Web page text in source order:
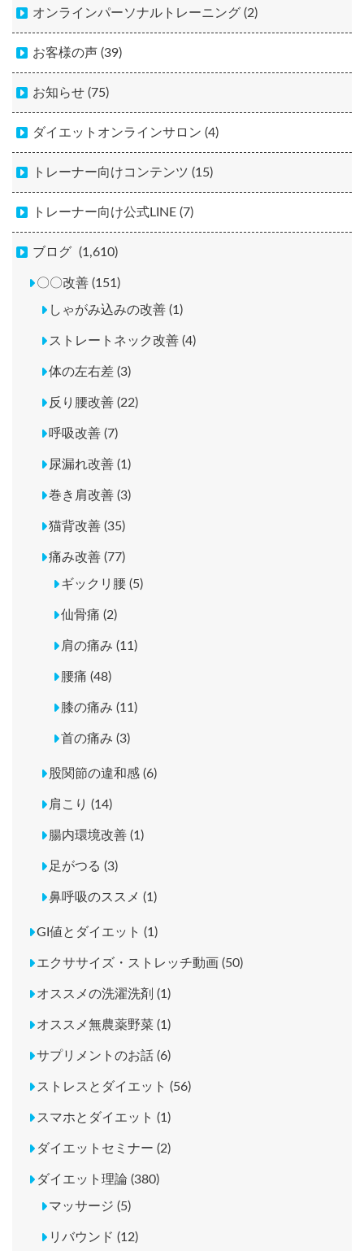
オンラインパーソナルトレーニング (2)
お客様の声 (39)
お知らせ (75)
ダイエットオンラインサロン (4)
トレーナー向けコンテンツ (15)
トレーナー向け公式LINE (7)
ブログ (1,610)
〇〇改善 (151)
しゃがみ込みの改善 (1)
ストレートネック改善 (4)
体の左右差 (3)
反り腰改善 (22)
呼吸改善 (7)
尿漏れ改善 (1)
巻き肩改善 (3)
猫背改善 (35)
痛み改善 (77)
ギックリ腰 (5)
仙骨痛 (2)
肩の痛み (11)
腰痛 (48)
膝の痛み (11)
首の痛み (3)
股関節の違和感 (6)
肩こり (14)
腸内環境改善 (1)
足がつる (3)
鼻呼吸のススメ (1)
GI値とダイエット (1)
エクササイズ・ストレッチ動画 (50)
オススメの洗濯洗剤 (1)
オススメ無農薬野菜 (1)
サプリメントのお話 (6)
ストレスとダイエット (56)
スマホとダイエット (1)
ダイエットセミナー (2)
ダイエット理論 (380)
マッサージ (5)
リバウンド (12)